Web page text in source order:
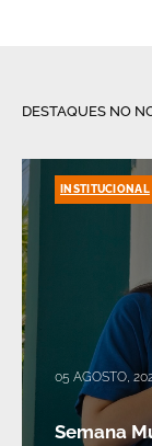
DESTAQUES NO
05 AGOSTO,
Semana
INSTITUCIONAL